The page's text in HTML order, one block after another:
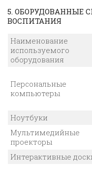
5. ОБОРУДОВАННЫЕ
ВОСПИТАНИЯ
Наименование
используемого
оборудования
Персональные
компьютеры
Ноутбуки
Мультимедийные
проекторы
Интерактивные